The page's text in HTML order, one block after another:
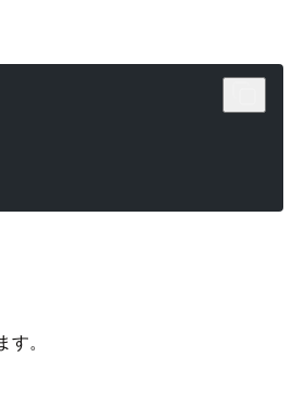
。